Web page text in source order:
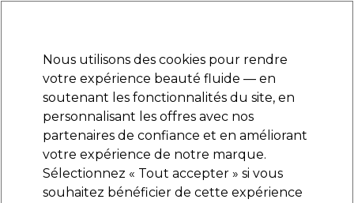
Se connecter
Marques Bons plans Coiffure Electro et Matériel
Livraison et délais
lire la suite
Nous utilisons des cookies pour rendre
votre expérience beauté fluide — en
soutenant les fonctionnalités du site, en
personnalisant les offres avec nos
partenaires de confiance et en améliorant
votre expérience de notre marque.
Sélectionnez « Tout accepter » si vous
souhaitez bénéficier de cette expérience